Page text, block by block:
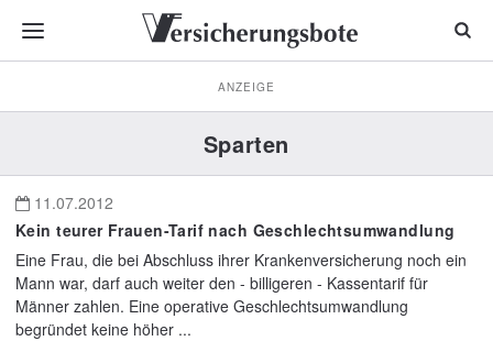
ANZEIGE
Sparten
11.07.2012
Kein teurer Frauen-Tarif nach Geschlechtsumwandlung
Eine Frau, die bei Abschluss ihrer Krankenversicherung noch ein
Mann war, darf auch weiter den - billigeren - Kassentarif für
Männer zahlen. Eine operative Geschlechtsumwandlung
begründet keine höher ...